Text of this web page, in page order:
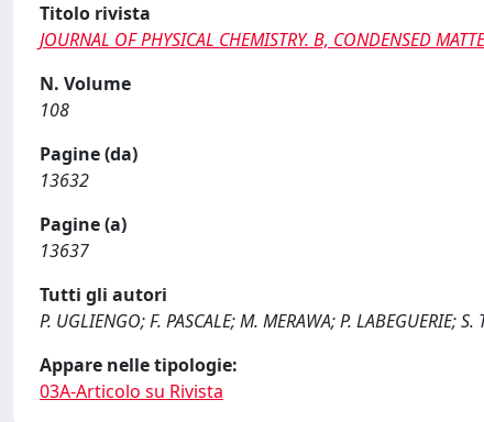
Titolo rivista
JOURNAL OF PHYSICAL CHEMISTRY. B, CONDENSED
N. Volume
108
Pagine (da)
13632
Pagine (a)
13637
Tutti gli autori
P. UGLIENGO; F. PASCALE; M. MERAWA; P. LABEGUERIE;
Appare nelle tipologie:
03A-Articolo su Rivista